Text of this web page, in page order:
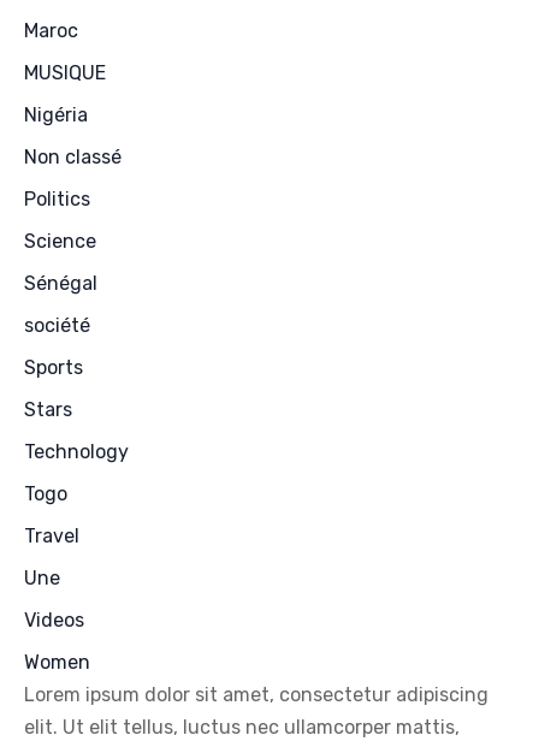
Maroc
MUSIQUE
Nigéria
Non classé
Politics
Science
Sénégal
société
Sports
Stars
Technology
Togo
Travel
Une
Videos
Women
Lorem ipsum dolor sit amet, consectetur adipiscing
elit. Ut elit tellus, luctus nec ullamcorper mattis,